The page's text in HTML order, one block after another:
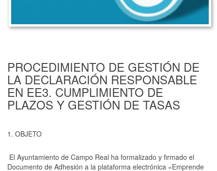
PROCEDIMIENTO DE GESTIÓN DE
LA DECLARACIÓN RESPONSABLE
EN EE3. CUMPLIMIENTO DE
PLAZOS Y GESTIÓN DE TASAS
1. OBJETO
El Ayuntamiento de Campo Real ha formalizado y firmado el
Documento de Adhesión a la plataforma electrónica «Emprende